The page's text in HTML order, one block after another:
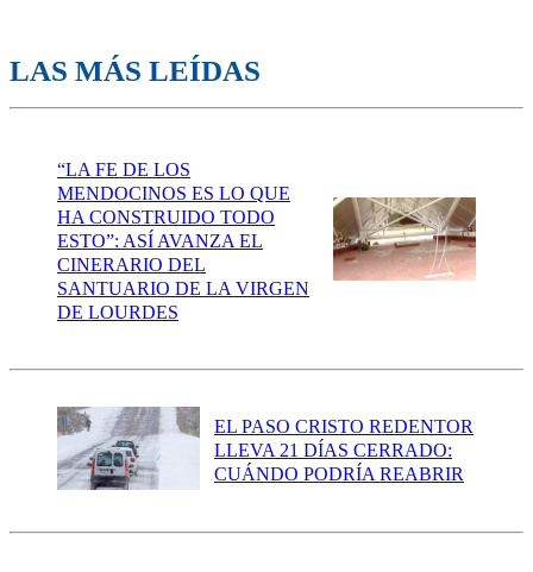
LAS MÁS LEÍDAS
“LA FE DE LOS
MENDOCINOS ES LO QUE
HA CONSTRUIDO TODO
ESTO”: ASÍ AVANZA EL
CINERARIO DEL
SANTUARIO DE LA VIRGEN
DE LOURDES
EL PASO CRISTO REDENTOR
LLEVA 21 DÍAS CERRADO:
CUÁNDO PODRÍA REABRIR